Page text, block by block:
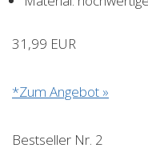
31,99 EUR
*Zum Angebot »
Bestseller Nr. 2